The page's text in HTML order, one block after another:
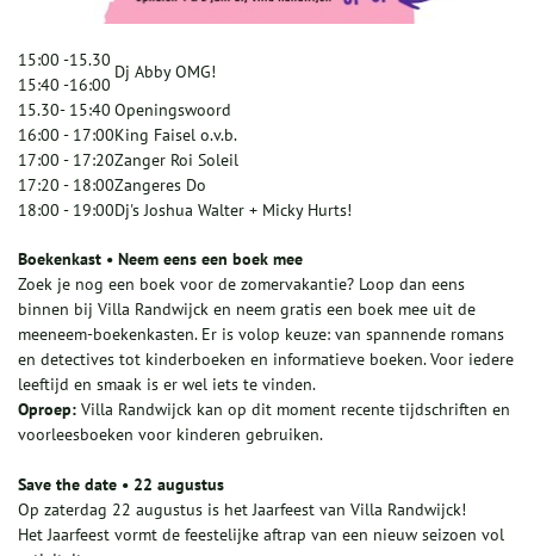
15:00 -15.30
15:40 -16:00
Dj Abby OMG!
15.30- 15:40 Openingswoord
16:00 - 17:00King Faisel o.v.b.
17:00 - 17:20Zanger Roi Soleil
17:20 - 18:00Zangeres Do
18:00 - 19:00Dj's Joshua Walter + Micky Hurts!
Boekenkast • Neem eens een boek mee
Zoek je nog een boek voor de zomervakantie? Loop dan eens
binnen bij Villa Randwijck en neem gratis een boek mee uit de
meeneem-boekenkasten. Er is volop keuze: van spannende romans
en detectives tot kinderboeken en informatieve boeken. Voor iedere
leeftijd en smaak is er wel iets te vinden.
Oproep: Villa Randwijck kan op dit moment recente tijdschriften en
voorleesboeken voor kinderen gebruiken.
Save the date • 22 augustus
Op zaterdag 22 augustus is het Jaarfeest van Villa Randwijck!
Het Jaarfeest vormt de feestelijke aftrap van een nieuw seizoen vol